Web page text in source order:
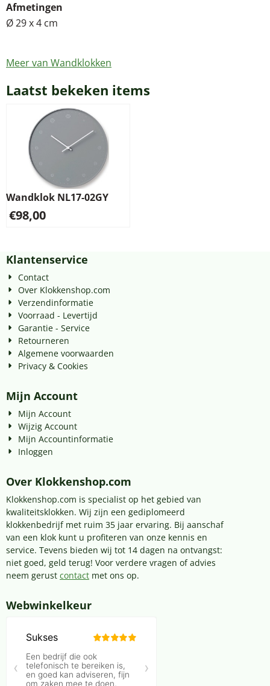
Afmetingen
Ø 29 x 4 cm
Meer van Wandklokken
Laatst bekeken items
Wandklok NL17-02GY
€98,00
Klantenservice
Contact
Over Klokkenshop.com
Verzendinformatie
Voorraad - Levertijd
Garantie - Service
Retourneren
Algemene voorwaarden
Privacy & Cookies
Mijn Account
Mijn Account
Wijzig Account
Mijn Accountinformatie
Inloggen
Over Klokkenshop.com
Klokkenshop.com is specialist op het gebied van
kwaliteitsklokken. Wij zijn een gediplomeerd
klokkenbedrijf met ruim 35 jaar ervaring. Bij aanschaf
van een klok kunt u profiteren van onze kennis en
service. Tevens bieden wij tot 14 dagen na ontvangst:
niet goed, geld terug! Voor verdere vragen of advies
neem gerust contact met ons op.
Webwinkelkeur